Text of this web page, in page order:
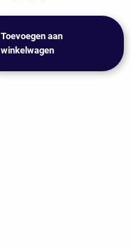
€ 18,90.€ 15,95.
Toevoegen aan
winkelwagen